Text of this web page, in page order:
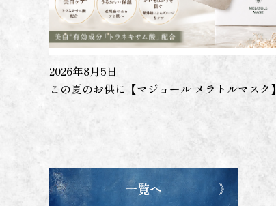
2026年8月5日
この夏のお供に【マジョール メラトルマスク】
一覧へ